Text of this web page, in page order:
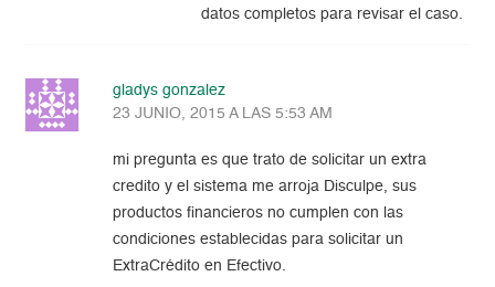
datos completos para revisar el caso.
gladys gonzalez
23 JUNIO, 2015 A LAS 5:53 AM
mi pregunta es que trato de solicitar un extra
credito y el sistema me arroja Disculpe, sus
productos financieros no cumplen con las
condiciones establecidas para solicitar un
ExtraCrédito en Efectivo.